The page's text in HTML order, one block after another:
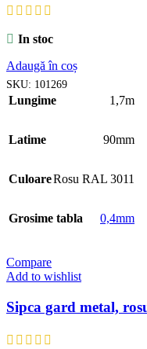
In stoc
Adaugă în coș
SKU: 101269
Lungime 1,7m
Latime 90mm
CuloareRosu RAL 3011
Grosime tabla 0,4mm
Compare
Add to wishlist
Sipca gard metal,